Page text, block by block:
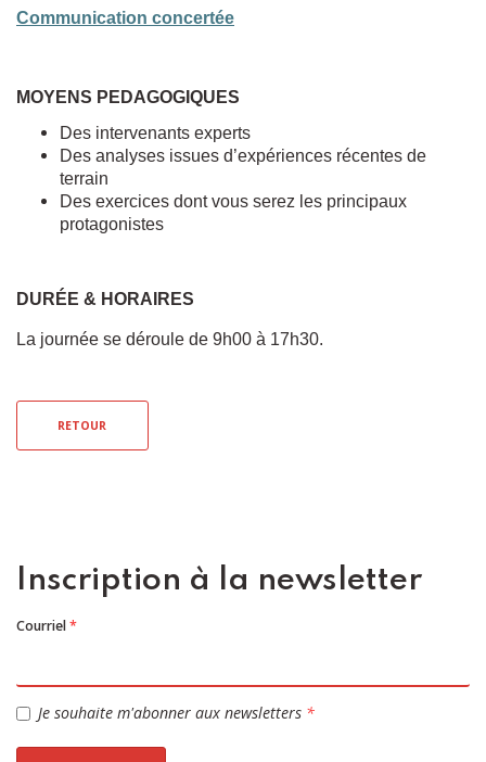
Communication concertée
MOYENS PEDAGOGIQUES
Des intervenants experts
Des analyses issues d’expériences récentes de
terrain
Des exercices dont vous serez les principaux
protagonistes
DURÉE & HORAIRES
La journée se déroule de 9h00 à 17h30.
RETOUR
Inscription à la newsletter
Courriel*
Je souhaite m'abonner aux newsletters *